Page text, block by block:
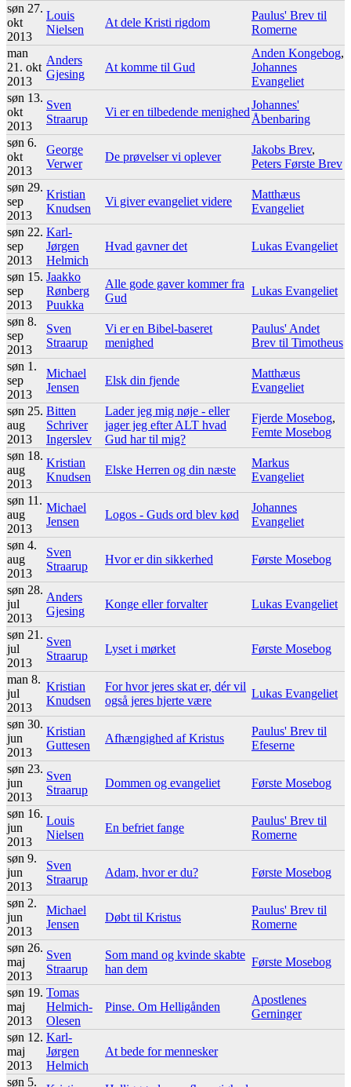
søn 27.
okt
2013
Louis
Nielsen
At dele Kristi rigdom
Paulus' Brev til
Romerne
man
21. okt
2013
Anders
Gjesing
At komme til Gud
Anden Kongebog,
Johannes
Evangeliet
søn 13.
okt
2013
Sven
Straarup
Vi er en tilbedende menighed
Johannes'
Åbenbaring
søn 6.
okt
2013
George
Verwer
De prøvelser vi oplever
Jakobs Brev,
Peters Første Brev
søn 29.
sep
2013
Kristian
Knudsen
Vi giver evangeliet videre
Matthæus
Evangeliet
søn 22.
sep
2013
Karl-
Jørgen
Helmich
Hvad gavner det Lukas Evangeliet
søn 15.
sep
2013
Jaakko
Rønberg
Puukka
Alle gode gaver kommer fra
Gud
Lukas Evangeliet
søn 8.
sep
2013
Sven
Straarup
Vi er en Bibel-baseret
menighed
Paulus' Andet
Brev til Timotheus
søn 1.
sep
2013
Michael
Jensen
Elsk din fjende
Matthæus
Evangeliet
søn 25.
aug
2013
Bitten
Schriver
Ingerslev
Lader jeg mig nøje - eller
jager jeg efter ALT hvad
Gud har til mig?
Fjerde Mosebog,
Femte Mosebog
søn 18.
aug
2013
Kristian
Knudsen
Elske Herren og din næste
Markus
Evangeliet
søn 11.
aug
2013
Michael
Jensen
Logos - Guds ord blev kød
Johannes
Evangeliet
søn 4.
aug
2013
Sven
Straarup
Hvor er din sikkerhed Første Mosebog
søn 28.
jul
2013
Anders
Gjesing
Konge eller forvalter Lukas Evangeliet
søn 21.
jul
2013
Sven
Straarup
Lyset i mørket Første Mosebog
man 8.
jul
2013
Kristian
Knudsen
For hvor jeres skat er, dér vil
også jeres hjerte være
Lukas Evangeliet
søn 30.
jun
2013
Kristian
Guttesen
Afhængighed af Kristus
Paulus' Brev til
Efeserne
søn 23.
jun
2013
Sven
Straarup
Dommen og evangeliet Første Mosebog
søn 16.
jun
2013
Louis
Nielsen
En befriet fange
Paulus' Brev til
Romerne
søn 9.
jun
2013
Sven
Straarup
Adam, hvor er du? Første Mosebog
søn 2.
jun
2013
Michael
Jensen
Døbt til Kristus
Paulus' Brev til
Romerne
søn 26.
maj
2013
Sven
Straarup
Som mand og kvinde skabte
han dem
Første Mosebog
søn 19.
maj
2013
Tomas
Helmich-
Olesen
Pinse. Om Helligånden
Apostlenes
Gerninger
søn 12.
maj
2013
Karl-
Jørgen
Helmich
At bede for mennesker
søn 5.